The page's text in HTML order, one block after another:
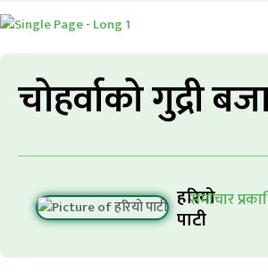
चोहर्वाको गुद्री
हरियो
पाटी
समाचार